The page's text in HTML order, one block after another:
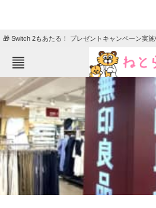
🎁 Switch 2もあたる！ プレゼントキャンペーン実施
ねとらぼメニュー
TOP ニュ
エンタメ
グルメ
住まい 教育
動物 リサ